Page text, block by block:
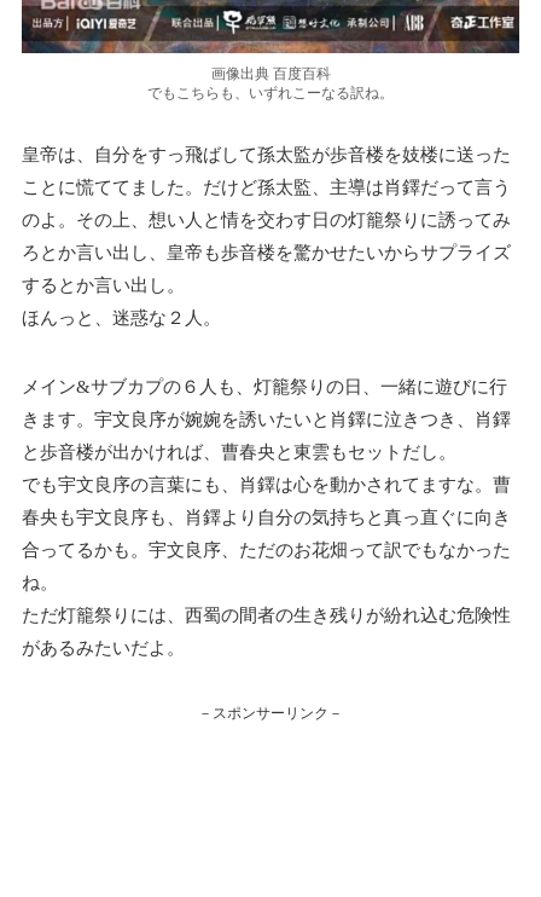
画像出典 百度百科
でもこちらも、いずれこーなる訳ね。
皇帝は、自分をすっ飛ばして孫太監が歩音楼を妓楼に送った
ことに慌ててました。だけど孫太監、主導は肖鐸だって言う
のよ。その上、想い人と情を交わす日の灯籠祭りに誘ってみ
ろとか言い出し、皇帝も歩音楼を驚かせたいからサプライズ
するとか言い出し。
ほんっと、迷惑な２人。
メイン&サブカプの６人も、灯籠祭りの日、一緒に遊びに行
きます。宇文良序が婉婉を誘いたいと肖鐸に泣きつき、肖鐸
と歩音楼が出かければ、曹春央と東雲もセットだし。
でも宇文良序の言葉にも、肖鐸は心を動かされてますな。曹
春央も宇文良序も、肖鐸より自分の気持ちと真っ直ぐに向き
合ってるかも。宇文良序、ただのお花畑って訳でもなかった
ね。
ただ灯籠祭りには、西蜀の間者の生き残りが紛れ込む危険性
があるみたいだよ。
－スポンサーリンク－